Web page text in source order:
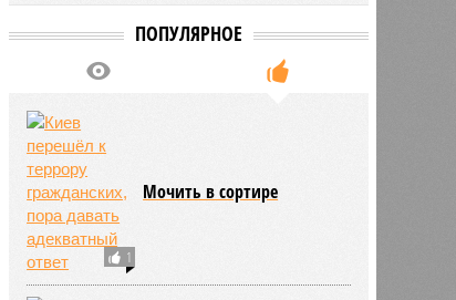
ПОПУЛЯРНОЕ
1
Мочить в сортире